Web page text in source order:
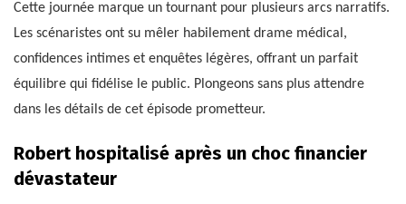
Cette journée marque un tournant pour plusieurs arcs narratifs.
Les scénaristes ont su mêler habilement drame médical,
confidences intimes et enquêtes légères, offrant un parfait
équilibre qui fidélise le public. Plongeons sans plus attendre
dans les détails de cet épisode prometteur.
Robert hospitalisé après un choc financier
dévastateur